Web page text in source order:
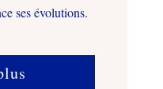
ses évolutions.